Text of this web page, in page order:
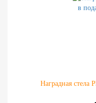
Наградная стела